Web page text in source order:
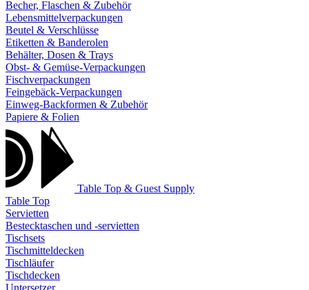
Becher, Flaschen & Zubehör
Lebensmittelverpackungen
Beutel & Verschlüsse
Etiketten & Banderolen
Behälter, Dosen & Trays
Obst- & Gemüse-Verpackungen
Fischverpackungen
Feingebäck-Verpackungen
Einweg-Backformen & Zubehör
Papiere & Folien
Table Top & Guest Supply
Table Top
Servietten
Bestecktaschen und -servietten
Tischsets
Tischmitteldecken
Tischläufer
Tischdecken